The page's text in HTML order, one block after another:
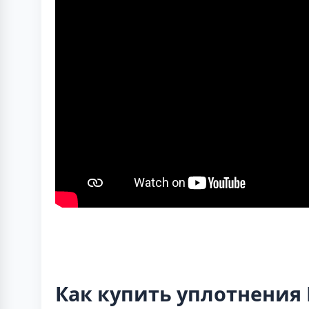
Как купить уплотнения